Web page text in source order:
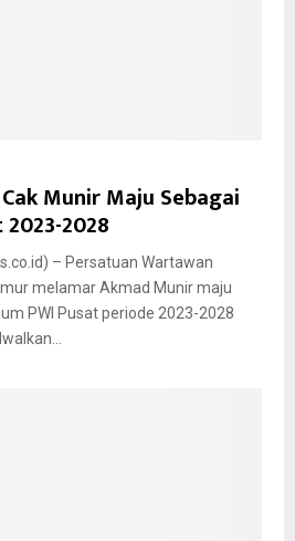
Munir Maju Sebagai
2028
– Persatuan Wartawan
melamar Akmad Munir maju
PWI Pusat periode 2023-2028